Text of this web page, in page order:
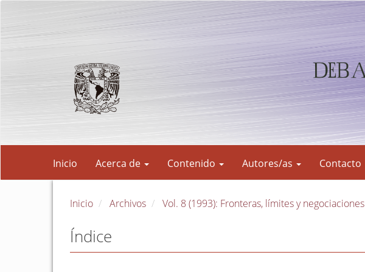
principal
Inicio Acerca de Contenido Autores/as Contacto
Inicio Archivos Vol. 8 (1993): Fronteras, límites y negociaciones
Índice